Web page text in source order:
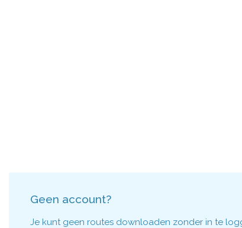
Geen account?
Je kunt geen routes downloaden zonder in te